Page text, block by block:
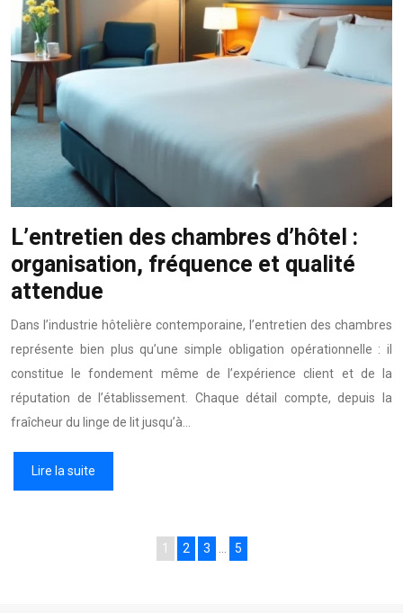
L’entretien des chambres d’hôtel :
organisation, fréquence et qualité
attendue
Dans l’industrie hôtelière contemporaine, l’entretien des chambres
représente bien plus qu’une simple obligation opérationnelle : il
constitue le fondement même de l’expérience client et de la
réputation de l’établissement. Chaque détail compte, depuis la
fraîcheur du linge de lit jusqu’à…
Lire la suite
1 2 3 … 5